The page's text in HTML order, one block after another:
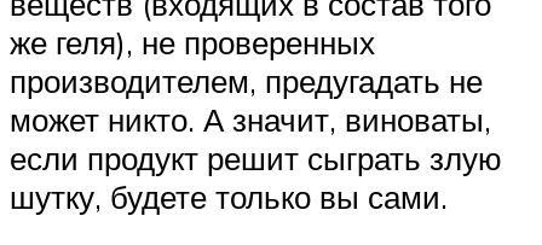
же геля), не проверенных
производителем, предугадать не
может никто. А значит, виноваты,
если продукт решит сыграть злую
шутку, будете только вы сами.